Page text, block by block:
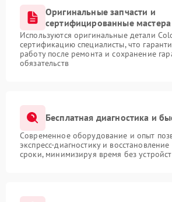
Оригинальные запчасти и
сертифицированные мастера
Используются оригинальные детали
сертификацию специалисты, что
работу после ремонта и сохранение
обязательств
Бесплатная диагностика и
Современное оборудование и опыт
экспресс-диагностику и
сроки, минимизируя время без